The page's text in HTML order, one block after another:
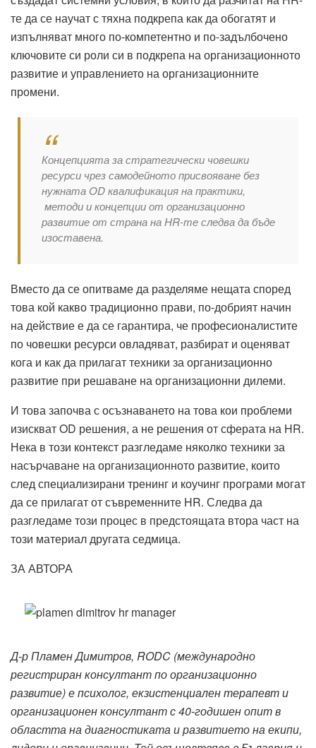
те да се научат с тяхна подкрепа как да обогатят и
изпълняват много по-компетентно и по-задълбочено
ключовите си роли си в подкрепа на организационното
развитие и управлението на организационните
промени.
Концепцията за стратегически човешки
ресурси чрез самодейното присвояване без
нужната OD квалификация на практики,
методи и концепции от организационно
развитие от страна на HR-те следва да бъде
изоставена.
Вместо да се опитваме да разделяме нещата според
това кой какво традиционно прави, по-добрият начин
на действие е да се гарантира, че професионалистите
по човешки ресурси овладяват, разбират и оценяват
кога и как да прилагат техники за организационно
развитие при решаване на организационни дилеми.
И това започва с осъзнаването на това кои проблеми
изискват OD решения, а не решения от сферата на HR.
Нека в този контекст разгледаме няколко техники за
насърчаване на организационното развитие, които
след специализирани тренинг и коучинг програми могат
да се прилагат от съвременните HR. Следва да
разгледаме този процес в предстоящата втора част на
този материал другата седмица.
ЗА АВТОРА
Д-р Пламен Димитров, RODC (международно
регистриран консултант по организационно
развитие) е психолог, екзистенциален терапевт и
организационен консултант с 40-годишен опит в
областта на диагностиката и развитието на екипи,